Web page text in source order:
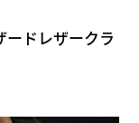
ードレザークラ